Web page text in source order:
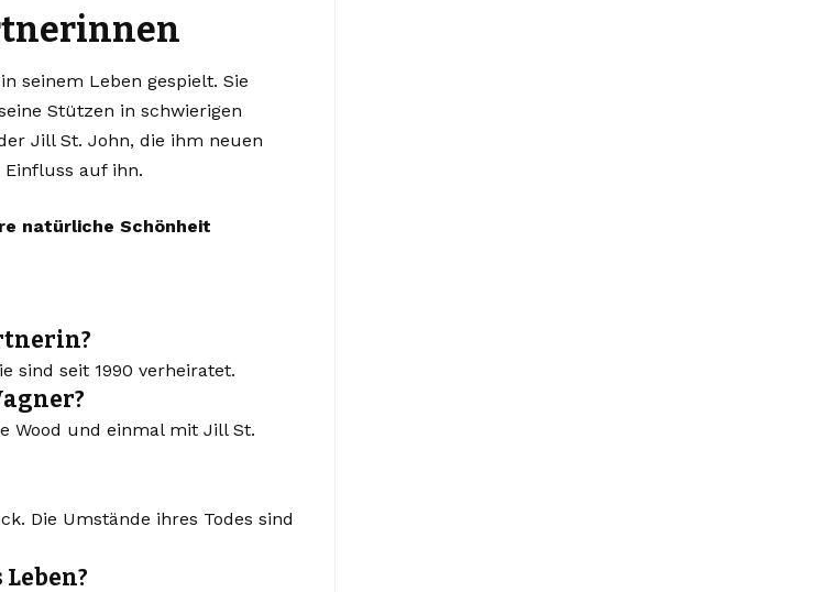
seinem Leben gespielt. Sie
Stützen in schwierigen
Jill St. John, die ihm neuen
auf ihn.
natürliche Schönheit
sind seit 1990 verheiratet.
Wood und einmal mit Jill St.
Die Umstände ihres Todes sind